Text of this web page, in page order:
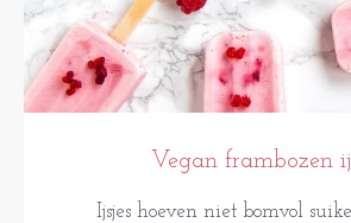
Vegan frambozen
Ijsjes hoeven niet bomvol